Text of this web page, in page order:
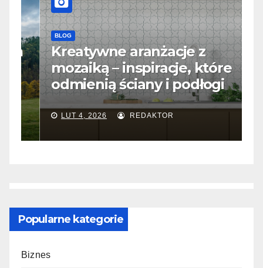
BLOG
Kreatywne aranżacje z
mozaiką – inspiracje, które
odmienią ściany i podłogi
LUT 4, 2026 REDAKTOR
Popularne kategorie
Biznes